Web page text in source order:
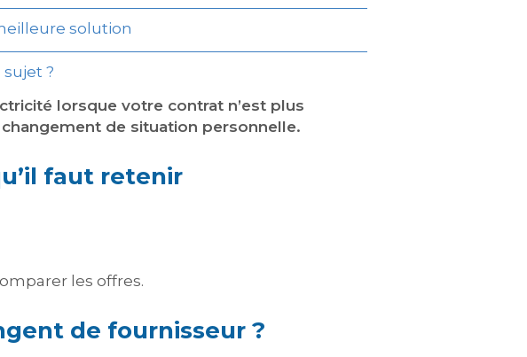
solution
?
lorsque votre contrat n’est plus
de situation personnelle.
faut retenir
les offres.
de fournisseur ?